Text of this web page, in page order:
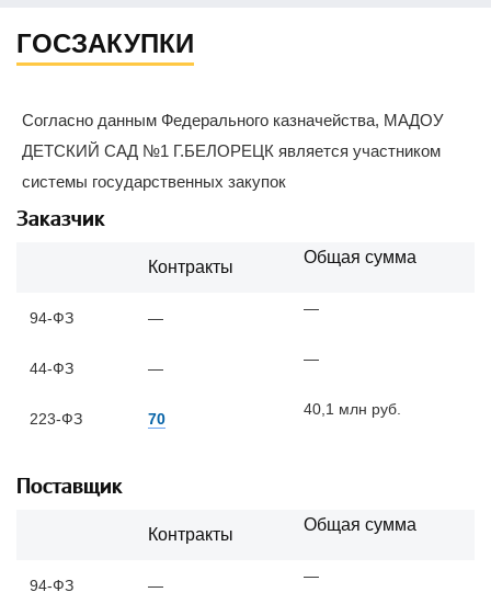
ГОСЗАКУПКИ
Согласно данным Федерального казначейства, МАДОУ
ДЕТСКИЙ САД №1 Г.БЕЛОРЕЦК является участником
системы государственных закупок
Заказчик
Контракты
Общая сумма
94-ФЗ —
—
44-ФЗ —
—
223-ФЗ 70
40,1 млн руб.
Поставщик
Контракты
Общая сумма
94-ФЗ —
—